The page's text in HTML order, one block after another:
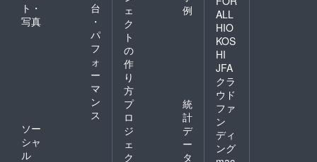
ト・
写真
台
・
パ
フ
ォ
ー
マ
ン
ス
ソー
シャ
ル
ェ
ク
ト
の
作
り
方
例
プ
ロ
ジ
ェ
ク
統
計
デ
ー
タ
ALL
HIO
KOS
HI
JFA
クラ
ウド
ファ
ン
ディ
ング